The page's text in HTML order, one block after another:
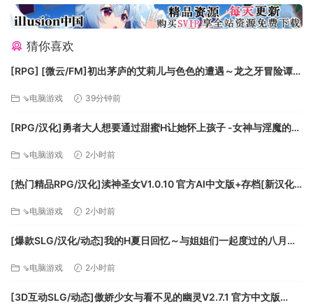
敌的弓箭手；召唤法术，释放力量的施法者。你希望成为哪种
传奇？选择权在你手中。
丰富战斗：攻击！格挡！闪避！明智地运用你的战斗技巧，
击败越来越强悍的敌人，搭配不同的技能与装备来探寻属于你
自己的战斗风格。
猜你喜欢
[RPG] [微云/FM]初出茅庐的艾莉儿与色色的遭遇～龙之牙冒险谭
⇘电脑游戏 39分钟前
[RPG/汉化]勇者大人想要通过甜蜜H让她怀上孩子 -女神与淫魔的二
⇘电脑游戏 2小时前
[热门精品RPG/汉化]渎神圣女V1.0.10 官方AI中文版+存档[新汉化]
⇘电脑游戏 2小时前
[爆款SLG/汉化/动态]我的H夏日回忆～与姐姐们一起度过的八月～
⇘电脑游戏 2小时前
[3D互动SLG/动态]傲娇少女与看不见的幽灵V2.7.1 官方中文版